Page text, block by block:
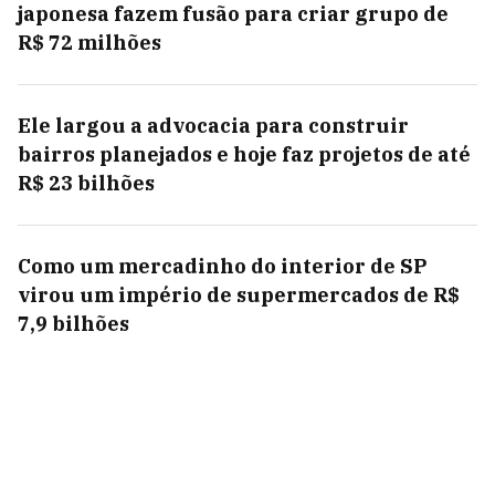
japonesa fazem fusão para criar grupo de
R$ 72 milhões
Ele largou a advocacia para construir
bairros planejados e hoje faz projetos de até
R$ 23 bilhões
Como um mercadinho do interior de SP
virou um império de supermercados de R$
7,9 bilhões